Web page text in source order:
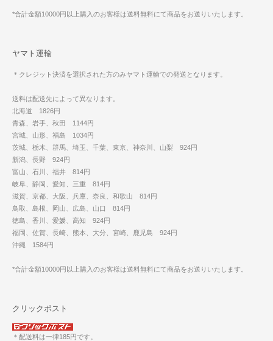
*合計金額10000円以上購入のお客様は送料無料にて商品をお送りいたします。
ヤマト運輸
＊クレジット決済を選択された方のみヤマト運輸での発送となります。
送料は配送先によって異なります。
北海道 1826円
青森、岩手、秋田 1144円
宮城、山形、福島 1034円
茨城、栃木、群馬、埼玉、千葉、東京、神奈川、山梨 924円
新潟、長野 924円
富山、石川、福井 814円
岐阜、静岡、愛知、三重 814円
滋賀、京都、大阪、兵庫、奈良、和歌山 814円
鳥取、島根、岡山、広島、山口 814円
徳島、香川、愛媛、高知 924円
福岡、佐賀、長崎、熊本、大分、宮崎、鹿児島 924円
沖縄 1584円
*合計金額10000円以上購入のお客様は送料無料にて商品をお送りいたします。
クリックポスト
＊配送料は一律185円です。